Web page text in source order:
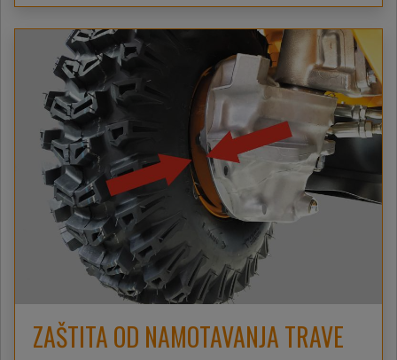
ZAŠTITA OD NAMOTAVANJA TRAVE